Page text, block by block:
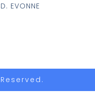
EVONNE